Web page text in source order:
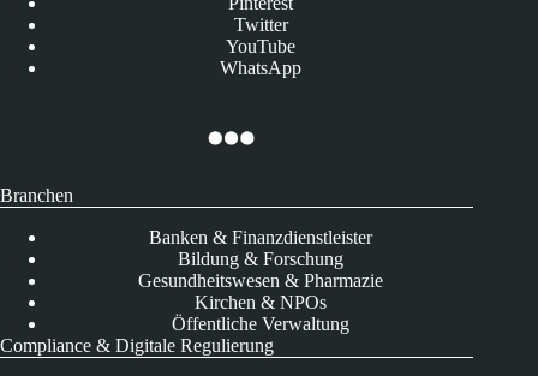
Twitter
YouTube
WhatsApp
Branchen
Banken & Finanzdienstleister
Bildung & Forschung
Gesundheitswesen & Pharmazie
Kirchen & NPOs
Öffentliche Verwaltung
Compliance & Digitale Regulierung